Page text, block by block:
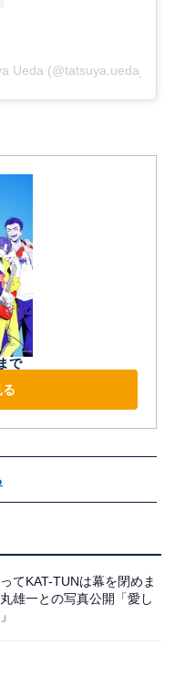
Ueda (@tatsuya.ueda_kt)
で
てKAT-TUNは幕を閉めま
雄一との写真公開「愛し